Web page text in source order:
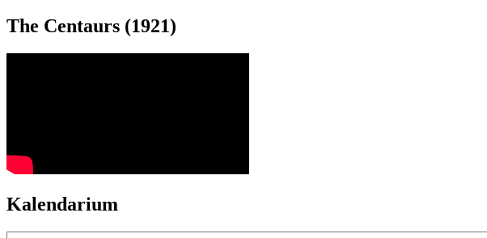
The Centaurs (1921)
Kalendarium